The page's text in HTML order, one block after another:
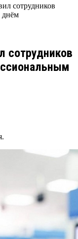
сотрудников
днём
сотрудников